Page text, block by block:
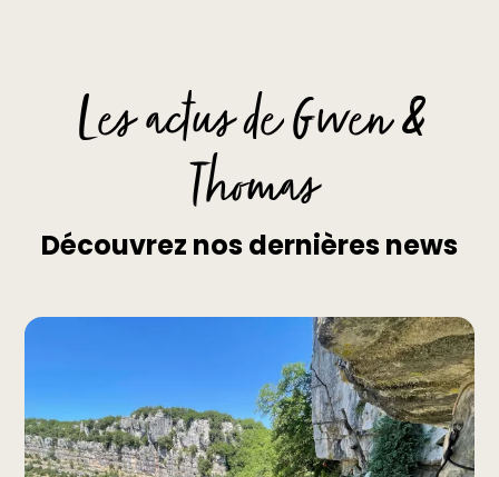
Les actus de Gwen &
Thomas
Découvrez nos dernières news